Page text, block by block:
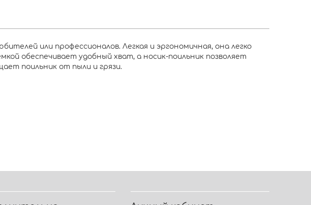
или профессионалов. Легкая и эргономичная, она легко
обеспечивает удобный хват, а носик-поильник позволяет
поильник от пыли и грязи.